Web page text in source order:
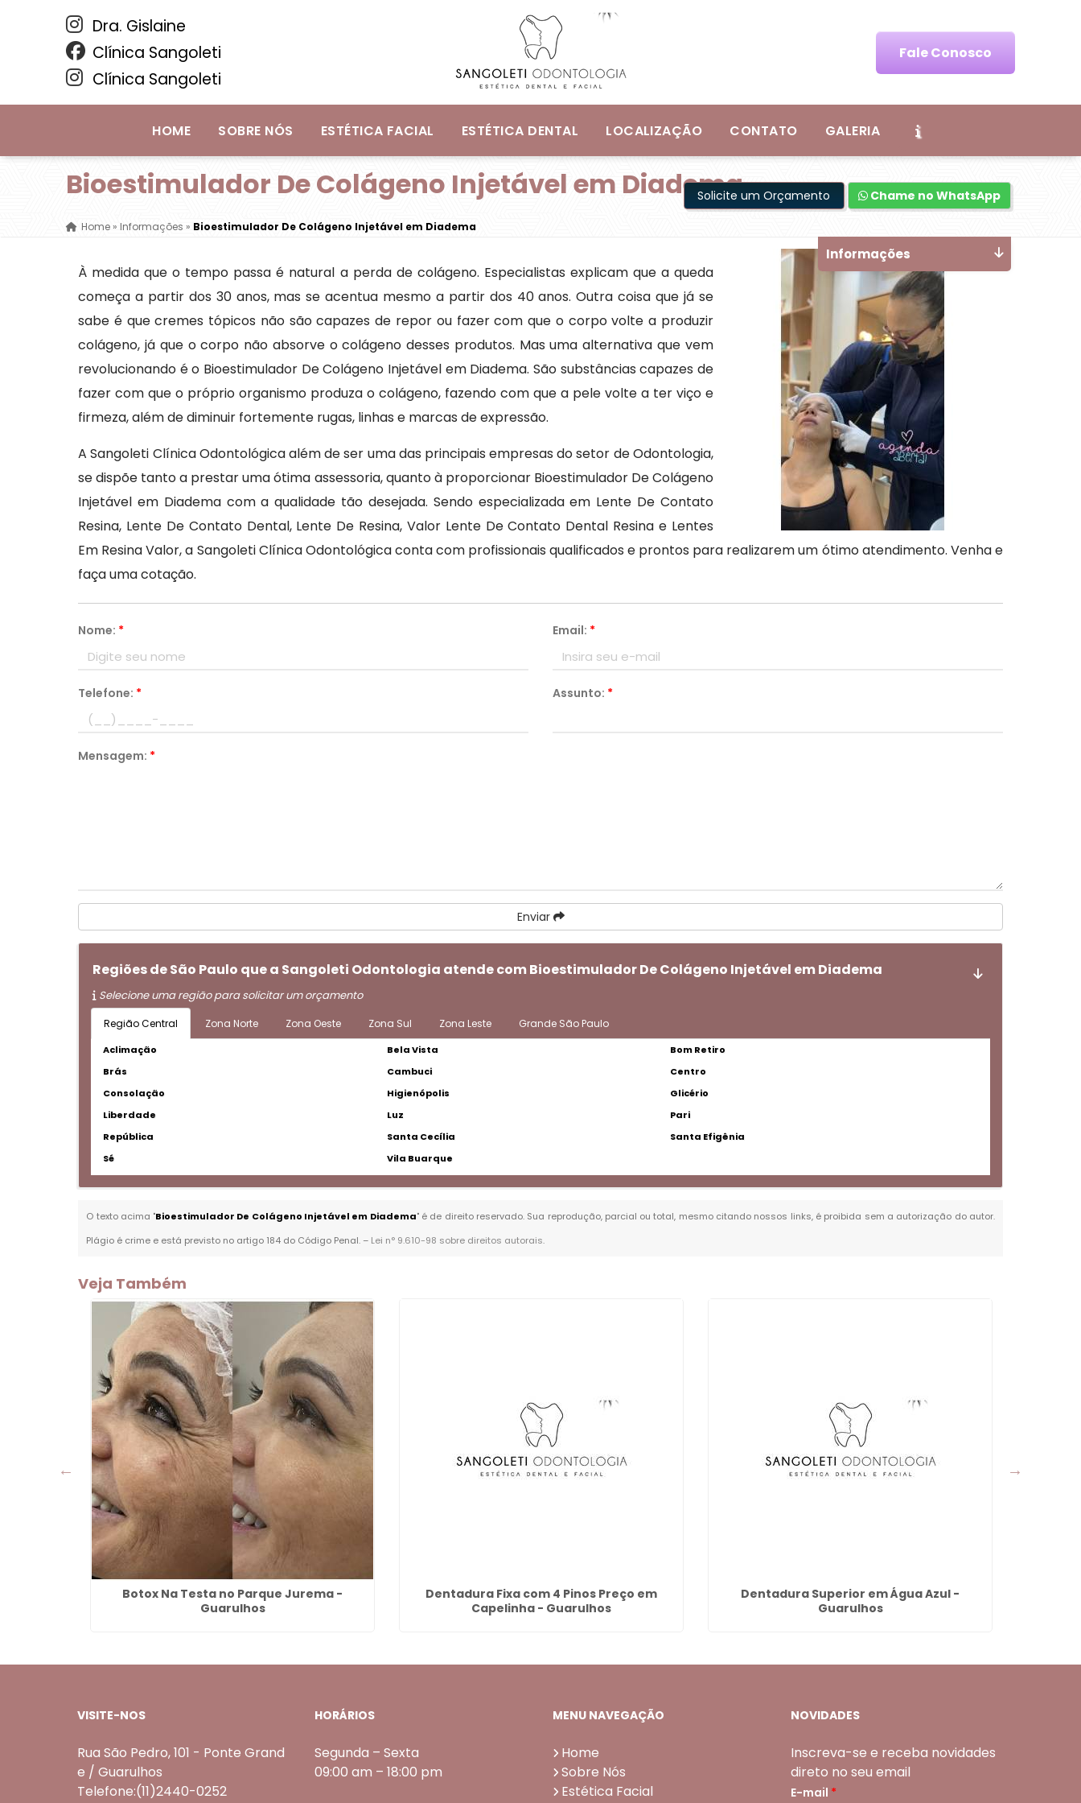
Dra. Gislaine
Clínica Sangoleti
Clínica Sangoleti
Fale Conosco
HOME SOBRE NÓS ESTÉTICA FACIAL ESTÉTICA DENTAL LOCALIZAÇÃO CONTATO GALERIA
Bioestimulador De Colágeno Injetável em Diadema
Home»Informações » Bioestimulador De Colágeno Injetável em Diadema
Solicite um Orçamento Chame no WhatsApp
À medida que o tempo passa é natural a perda de colágeno. Especialistas explicam que a queda
começa a partir dos 30 anos, mas se acentua mesmo a partir dos 40 anos. Outra coisa que já se
sabe é que cremes tópicos não são capazes de repor ou fazer com que o corpo volte a produzir
colágeno, já que o corpo não absorve o colágeno desses produtos. Mas uma alternativa que vem
revolucionando é o Bioestimulador De Colágeno Injetável em Diadema. São substâncias capazes de
fazer com que o próprio organismo produza o colágeno, fazendo com que a pele volte a ter viço e
firmeza, além de diminuir fortemente rugas, linhas e marcas de expressão.
A Sangoleti Clínica Odontológica além de ser uma das principais empresas do setor de Odontologia,
se dispõe tanto a prestar uma ótima assessoria, quanto à proporcionar Bioestimulador De Colágeno
Injetável em Diadema com a qualidade tão desejada. Sendo especializada em Lente De Contato
Resina, Lente De Contato Dental, Lente De Resina, Valor Lente De Contato Dental Resina e Lentes
Em Resina Valor, a Sangoleti Clínica Odontológica conta com profissionais qualificados e prontos para realizarem um ótimo atendimento. Venha e
faça uma cotação.
Nome: * Email: *
Telefone: * Assunto: *
Mensagem: *
Enviar
Regiões de São Paulo que a Sangoleti Odontologia atende com Bioestimulador De Colágeno Injetável em Diadema
Selecione uma região para solicitar um orçamento
Região Central Zona Norte Zona Oeste Zona Sul Zona Leste Grande São Paulo
Aclimação Bela Vista
Bom Retiro
Brás
Cambuci
Centro
Consolação
Higienópolis
Glicério
Liberdade
Luz
Pari
República
Santa Cecília
Santa Efigênia
Sé
Vila Buarque
O texto acima "Bioestimulador De Colágeno Injetável em Diadema" é de direito reservado. Sua reprodução, parcial ou total, mesmo citando nossos links, é proibida sem a autorização do autor.
Plágio é crime e está previsto no artigo 184 do Código Penal. – Lei n° 9.610-98 sobre direitos autorais.
Informações
Veja Também
Botox Na Testa no Parque Jurema -
Guarulhos
Dentadura Fixa com 4 Pinos Preço em
Capelinha - Guarulhos
Dentadura Superior em Água Azul -
Guarulhos
VISITE-NOS
Rua São Pedro, 101 - Ponte Grand
e / Guarulhos
Telefone:(11)2440-0252
HORÁRIOS
Segunda – Sexta
09:00 am – 18:00 pm
MENU NAVEGAÇÃO
Home
Sobre Nós
Estética Facial
NOVIDADES
Inscreva-se e receba novidades
direto no seu email
E-mail *